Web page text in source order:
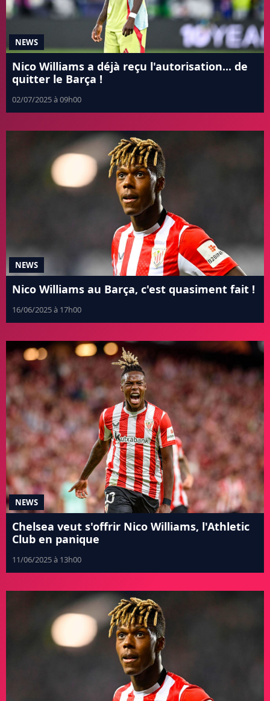
NEWS
Nico Williams a déjà reçu l'autorisation... de
quitter le Barça !
02/07/2025 à 09h00
NEWS
Nico Williams au Barça, c'est quasiment fait !
16/06/2025 à 17h00
NEWS
Chelsea veut s'offrir Nico Williams, l'Athletic
Club en panique
11/06/2025 à 13h00